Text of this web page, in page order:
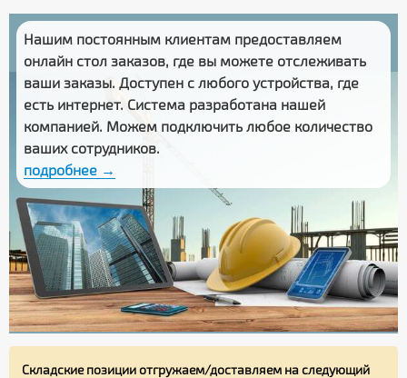
Нашим постоянным клиентам предоставляем
онлайн стол заказов, где вы можете отслеживать
ваши заказы. Доступен с любого устройства, где
есть интернет. Система разработана нашей
компанией. Можем подключить любое количество
ваших сотрудников.
подробнее →
Складские позиции отгружаем/доставляем на следующий